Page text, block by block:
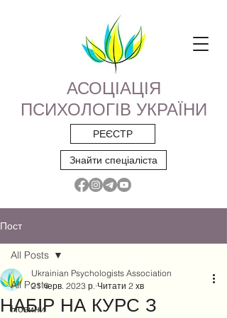
АСОЦІАЦІЯ
ПСИХОЛОГІВ УКРАЇНИ
РЕЄСТР
Знайти спеціаліста
Пост
All Posts
Новини
All Posts
НАБІР НА КУРС З
Ukrainian Psychologists Association
21 черв. 2023 р. Читати 2 хв